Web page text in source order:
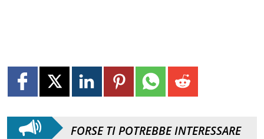
FORSE TI POTREBBE INTERESSARE